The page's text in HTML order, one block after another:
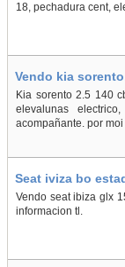
18, pechadura cent,
Vendo kia
Kia sorento 2.5 140
elevalunas
acompañante. por
Seat iviza bo
Vendo seat ibiza glx
informacion tl.